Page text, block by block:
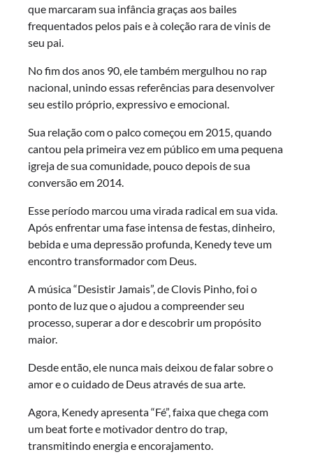
que marcaram sua infância graças aos bailes
frequentados pelos pais e à coleção rara de vinis de
seu pai.
No fim dos anos 90, ele também mergulhou no rap
nacional, unindo essas referências para desenvolver
seu estilo próprio, expressivo e emocional.
Sua relação com o palco começou em 2015, quando
cantou pela primeira vez em público em uma pequena
igreja de sua comunidade, pouco depois de sua
conversão em 2014.
Esse período marcou uma virada radical em sua vida.
Após enfrentar uma fase intensa de festas, dinheiro,
bebida e uma depressão profunda, Kenedy teve um
encontro transformador com Deus.
A música “Desistir Jamais”, de Clovis Pinho, foi o
ponto de luz que o ajudou a compreender seu
processo, superar a dor e descobrir um propósito
maior.
Desde então, ele nunca mais deixou de falar sobre o
amor e o cuidado de Deus através de sua arte.
Agora, Kenedy apresenta “Fé”, faixa que chega com
um beat forte e motivador dentro do trap,
transmitindo energia e encorajamento.